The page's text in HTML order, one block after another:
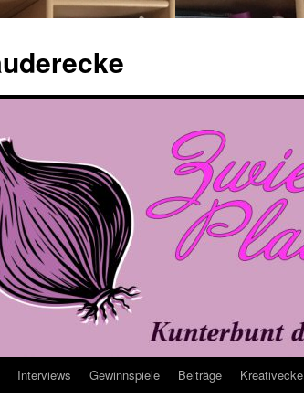
Interviews Gewinnspiele Beiträge Kreativecke